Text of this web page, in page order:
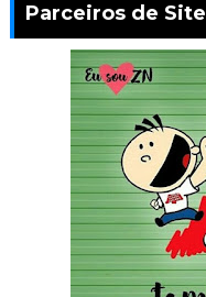
Parceiros de Site